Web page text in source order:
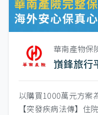
華南產物保
嵿鋒旅行
以購買1000萬元方案
【突發疾病法傳】住